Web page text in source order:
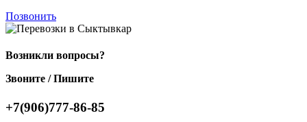
Позвонить
Возникли вопросы?
Звоните / Пишите
+7(906)777-86-85